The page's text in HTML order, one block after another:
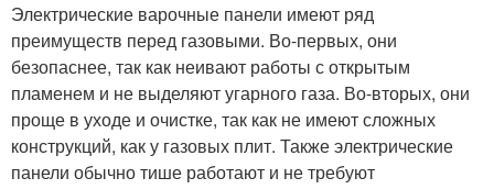
Электрические варочные панели имеют ряд
преимуществ перед газовыми. Во-первых, они
безопаснее, так как неивают работы с открытым
пламенем и не выделяют угарного газа. Во-вторых, они
проще в уходе и очистке, так как не имеют сложных
конструкций, как у газовых плит. Также электрические
панели обычно тише работают и не требуют